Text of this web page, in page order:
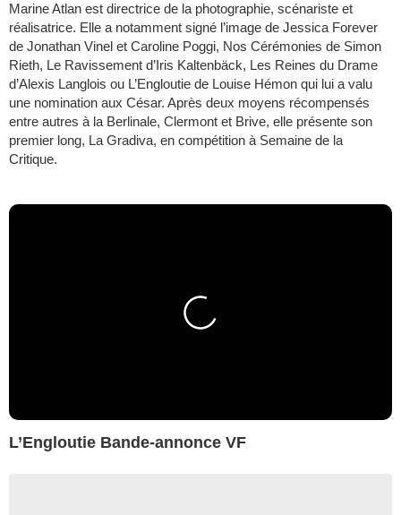
Marine Atlan est directrice de la photographie, scénariste et
réalisatrice. Elle a notamment signé l’image de Jessica Forever
de Jonathan Vinel et Caroline Poggi, Nos Cérémonies de Simon
Rieth, Le Ravissement d’Iris Kaltenbäck, Les Reines du Drame
d’Alexis Langlois ou L’Engloutie de Louise Hémon qui lui a valu
une nomination aux César. Après deux moyens récompensés
entre autres à la Berlinale, Clermont et Brive, elle présente son
premier long, La Gradiva, en compétition à Semaine de la
Critique.
L’Engloutie Bande-annonce VF